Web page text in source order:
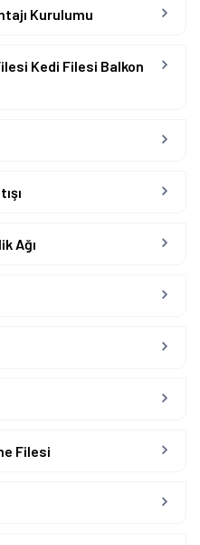
Kurulumu
Kedi Filesi Balkon
Ağı
Filesi